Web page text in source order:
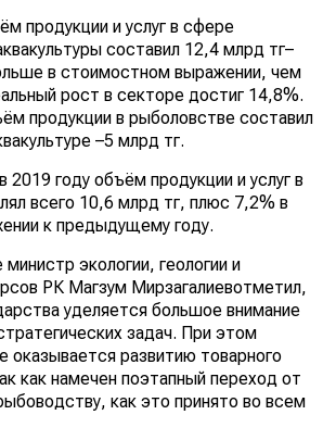
продукции и услуг в сфере
составил 12,4 млрд тг–
в стоимостном выражении, чем
рост в секторе достиг 14,8%.
продукции в рыболовстве составил
–5 млрд тг.
2019 году объём продукции и услуг в
всего 10,6 млрд тг, плюс 7,2% в
к предыдущему году.
экологии, геологии и
РК Магзум Мирзагалиевотметил,
уделяется большое внимание
задач. При этом
оказывается развитию товарного
как намечен поэтапный переход от
как это принято во всем